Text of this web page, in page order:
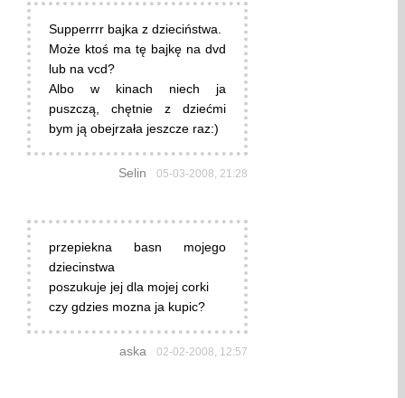
Supperrrr bajka z dzieciństwa.
Może ktoś ma tę bajkę na dvd
lub na vcd?
Albo w kinach niech ja
puszczą, chętnie z dziećmi
bym ją obejrzała jeszcze raz:)
Selin 05-03-2008, 21:28
przepiekna basn mojego
dziecinstwa
poszukuje jej dla mojej corki
czy gdzies mozna ja kupic?
aska 02-02-2008, 12:57